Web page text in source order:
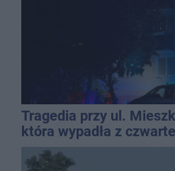
Tragedia przy ul.
która wypadła z